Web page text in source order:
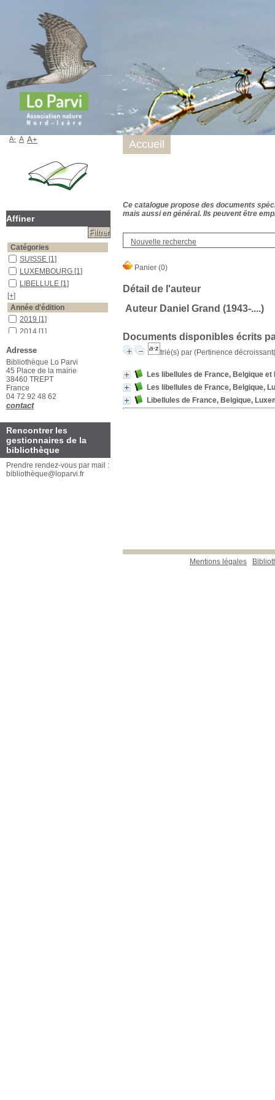
Ce catalogue propose des documents
mais aussi en général. Ils peuvent être
Nouvelle recherche
Détail de l'auteur
Auteur Daniel Grand (1943-....)
Documents disponibles écrits
trié(s) par (Pertinence
Les libellules de France, Belgique et
Les libellules de France, Belgique,
Libellules de France, Belgique,
Mentions légales
Accueil
A- A A+
Affiner
Catégories
SUISSE [1]
LUXEMBOURG [1]
LIBELLULE [1]
[+]
Année d'édition
2019 [1]
2014 [1]
Auteurs
Grand[2]
Boudot[1]
Adresse
Bibliothèque Lo Parvi
45 Place de la mairie
38460 TREPT
France
04 72 92 48 62
contact
Rencontrer les
gestionnaires de la
bibliothèque
Prendre rendez-vous par mail :
bibliothèque@loparvi.fr